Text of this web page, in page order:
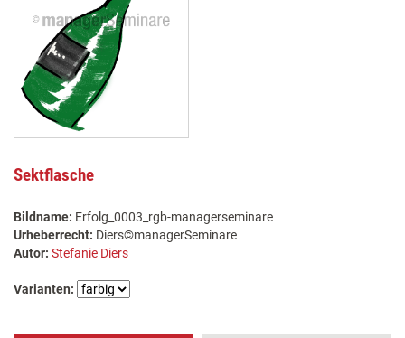
Sektflasche
Bildname: Erfolg_0003_rgb-managerseminare
Urheberrecht: Diers©managerSeminare
Autor: Stefanie Diers
Varianten: